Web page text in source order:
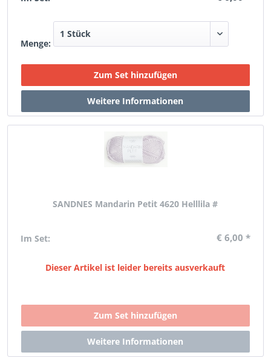
Menge:
SANDNES Mandarin Petit 4620 Helllila #
Im Set: € 6,00 *
Dieser Artikel ist leider bereits ausverkauft